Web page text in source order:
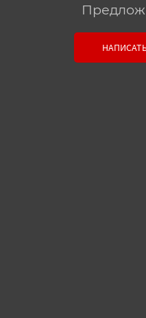
Связь с
Оставьте свои